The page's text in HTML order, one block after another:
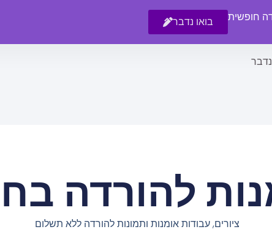
חופשית בואו נדבר
להורדה
ציורים, עבודות אומנות ותמונות להורדה ללא תשלום